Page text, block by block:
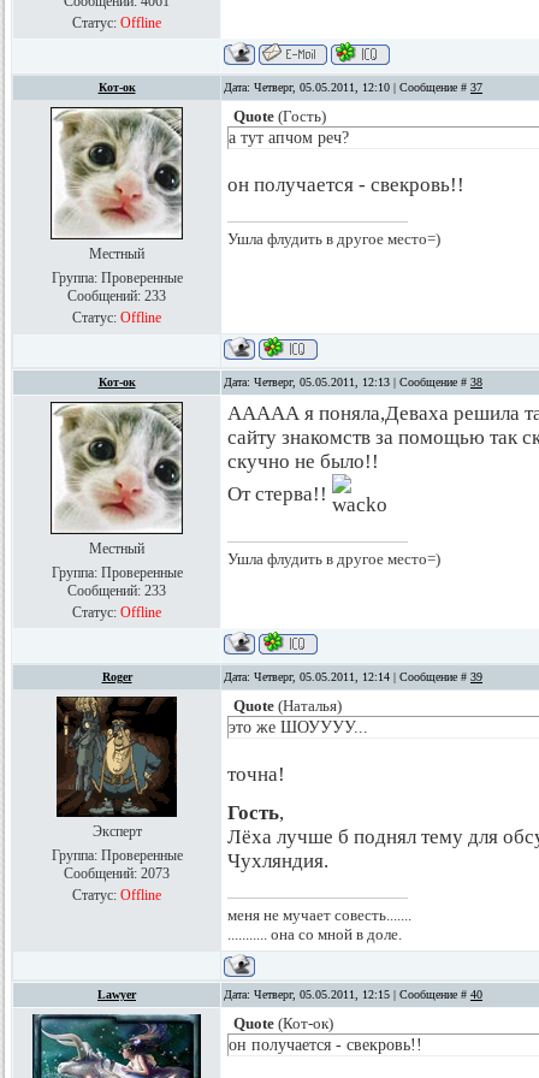
Статус: Offline
Кот-ок Дата: Четверг, 05.05.2011, 12:10 | Сообщение # 37
Местный
Группа: Проверенные
Сообщений: 233
Статус: Offline
Quote (Гость)
а тут апчом реч?
он получается - свекровь!!
Ушла флудить в другое место=)
Кот-ок Дата: Четверг, 05.05.2011, 12:13 | Сообщение # 38
Местный
Группа: Проверенные
Сообщений: 233
Статус: Offline
ААААА я поняла,Деваха решила
сайту знакомств за помощью так
скучно не было!!
От стерва!!
Ушла флудить в другое место=)
Roger Дата: Четверг, 05.05.2011, 12:14 | Сообщение # 39
Эксперт
Группа: Проверенные
Сообщений: 2073
Статус: Offline
Quote (Наталья)
это же ШОУУУУ...
точна!
Гость,
Лёха лучше б поднял тему для
Чухляндия.
меня не мучает совесть.......
........... она со мной в доле.
Lawyer Дата: Четверг, 05.05.2011, 12:15 | Сообщение # 40
Quote (Кот-ок)
он получается - свекровь!!